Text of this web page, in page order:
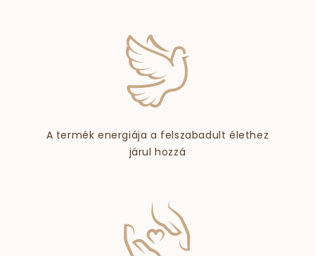
A termék energiája a felszabadult élethez
járul hozzá